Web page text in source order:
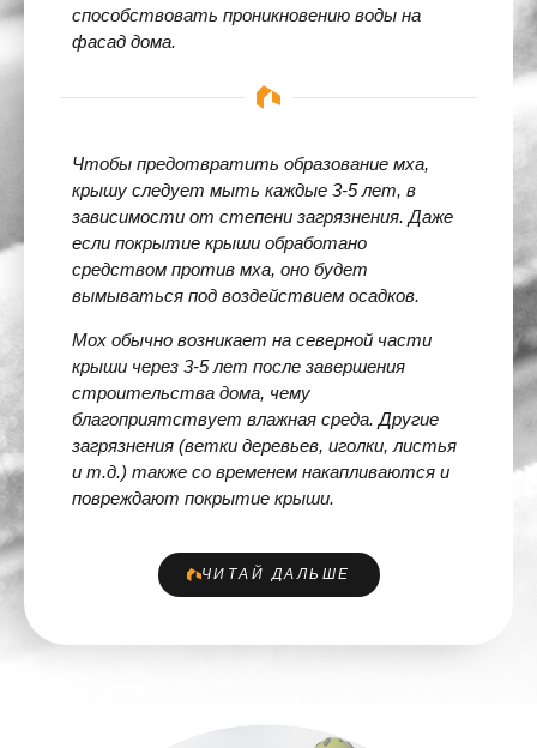
способствовать проникновению воды на
фасад дома.
Чтобы предотвратить образование мха,
крышу следует мыть каждые 3-5 лет, в
зависимости от степени загрязнения. Даже
если покрытие крыши обработано
средством против мха, оно будет
вымываться под воздействием осадков.
Мох обычно возникает на северной части
крыши через 3-5 лет после завершения
строительства дома, чему
благоприятствует влажная среда. Другие
загрязнения (ветки деревьев, иголки, листья
и т.д.) также со временем накапливаются и
повреждают покрытие крыши.
ЧИТАЙ ДАЛЬШЕ